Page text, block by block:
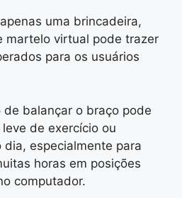
uma brincadeira,
martelo virtual pode trazer
para os usuários
balançar o braço pode
de exercício ou
especialmente para
horas em posições
computador.